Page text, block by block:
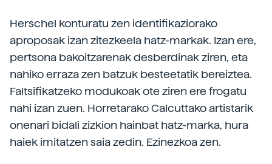
Herschel konturatu zen identifikaziorako
aproposak izan zitezkeela hatz-markak. Izan ere,
pertsona bakoitzarenak desberdinak ziren, eta
nahiko erraza zen batzuk besteetatik bereiztea.
Faltsifikatzeko modukoak ote ziren ere frogatu
nahi izan zuen. Horretarako Calcuttako artistarik
onenari bidali zizkion hainbat hatz-marka, hura
haiek imitatzen saia zedin. Ezinezkoa zen.